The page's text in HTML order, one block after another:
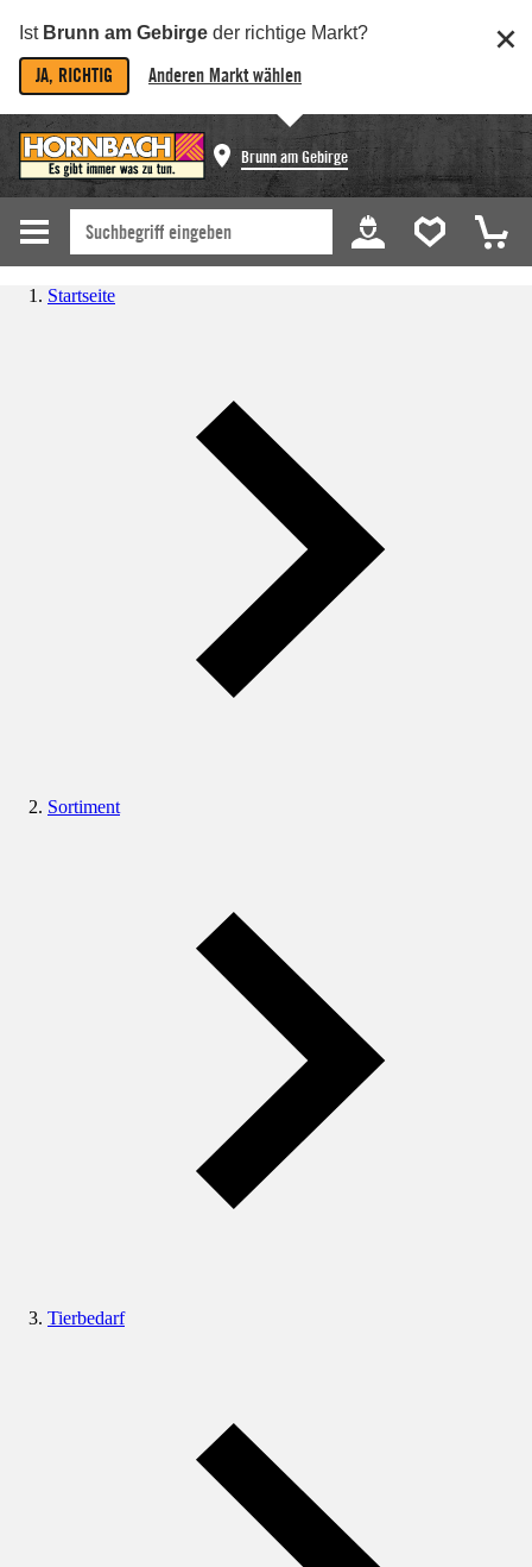
Ist Brunn am Gebirge der richtige Markt?
JA, RICHTIG Anderen Markt wählen
Brunn am Gebirge
Startseite
Sortiment
Tierbedarf